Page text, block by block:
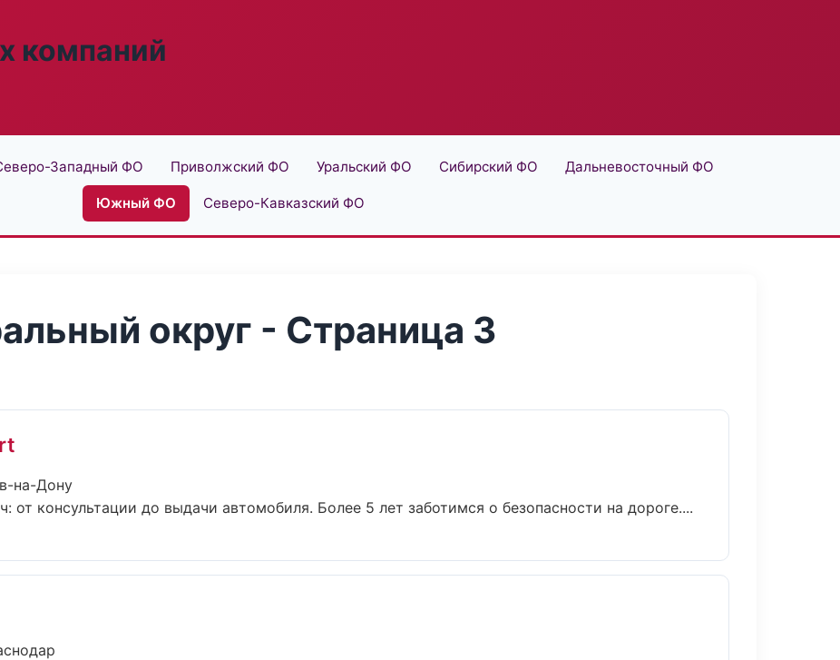
компаний
Западный ФО Приволжский ФО Уральский ФО Сибирский ФО Дальневосточный ФО
Южный ФО Северо-Кавказский ФО
округ - Страница 3
на-Дону
от консультации до выдачи автомобиля. Более 5 лет заботимся о безопасности на дороге....